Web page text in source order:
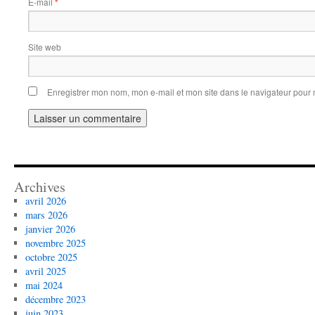
Site web
Enregistrer mon nom, mon e-mail et mon site dans le navigateur
Archives
avril 2026
mars 2026
janvier 2026
novembre 2025
octobre 2025
avril 2025
mai 2024
décembre 2023